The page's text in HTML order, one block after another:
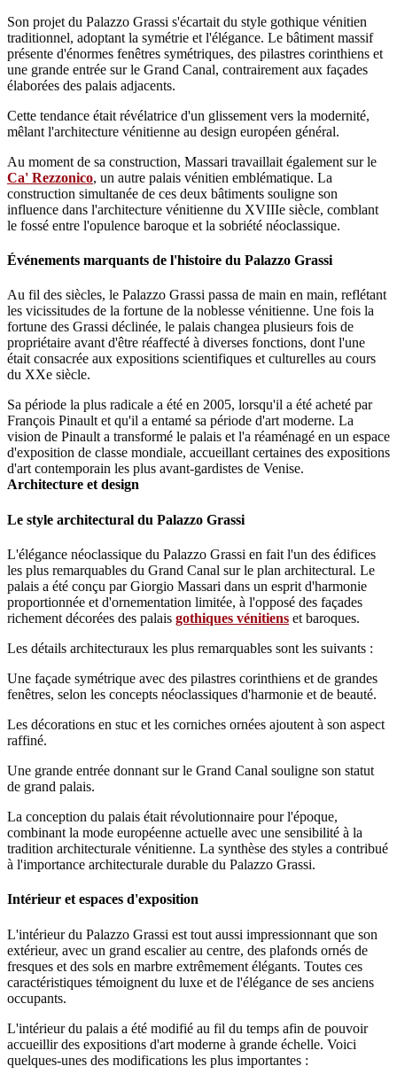
Son projet du Palazzo Grassi s'écartait du style gothique vénitien
traditionnel, adoptant la symétrie et l'élégance. Le bâtiment massif
présente d'énormes fenêtres symétriques, des pilastres corinthiens et
une grande entrée sur le Grand Canal, contrairement aux façades
élaborées des palais adjacents.
Cette tendance était révélatrice d'un glissement vers la modernité,
mêlant l'architecture vénitienne au design européen général.
Au moment de sa construction, Massari travaillait également sur le
Ca' Rezzonico, un autre palais vénitien emblématique. La
construction simultanée de ces deux bâtiments souligne son
influence dans l'architecture vénitienne du XVIIIe siècle, comblant
le fossé entre l'opulence baroque et la sobriété néoclassique.
Événements marquants de l'histoire du Palazzo Grassi
Au fil des siècles, le Palazzo Grassi passa de main en main, reflétant
les vicissitudes de la fortune de la noblesse vénitienne. Une fois la
fortune des Grassi déclinée, le palais changea plusieurs fois de
propriétaire avant d'être réaffecté à diverses fonctions, dont l'une
était consacrée aux expositions scientifiques et culturelles au cours
du XXe siècle.
Sa période la plus radicale a été en 2005, lorsqu'il a été acheté par
François Pinault et qu'il a entamé sa période d'art moderne. La
vision de Pinault a transformé le palais et l'a réaménagé en un espace
d'exposition de classe mondiale, accueillant certaines des expositions
d'art contemporain les plus avant-gardistes de Venise.
Architecture et design
Le style architectural du Palazzo Grassi
L'élégance néoclassique du Palazzo Grassi en fait l'un des édifices
les plus remarquables du Grand Canal sur le plan architectural. Le
palais a été conçu par Giorgio Massari dans un esprit d'harmonie
proportionnée et d'ornementation limitée, à l'opposé des façades
richement décorées des palais gothiques vénitiens et baroques.
Les détails architecturaux les plus remarquables sont les suivants :
Une façade symétrique avec des pilastres corinthiens et de grandes
fenêtres, selon les concepts néoclassiques d'harmonie et de beauté.
Les décorations en stuc et les corniches ornées ajoutent à son aspect
raffiné.
Une grande entrée donnant sur le Grand Canal souligne son statut
de grand palais.
La conception du palais était révolutionnaire pour l'époque,
combinant la mode européenne actuelle avec une sensibilité à la
tradition architecturale vénitienne. La synthèse des styles a contribué
à l'importance architecturale durable du Palazzo Grassi.
Intérieur et espaces d'exposition
L'intérieur du Palazzo Grassi est tout aussi impressionnant que son
extérieur, avec un grand escalier au centre, des plafonds ornés de
fresques et des sols en marbre extrêmement élégants. Toutes ces
caractéristiques témoignent du luxe et de l'élégance de ses anciens
occupants.
L'intérieur du palais a été modifié au fil du temps afin de pouvoir
accueillir des expositions d'art moderne à grande échelle. Voici
quelques-unes des modifications les plus importantes :